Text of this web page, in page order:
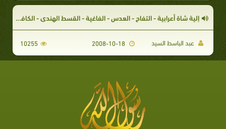
إلية شاة أعرابية - التفاح - العدس - الفاغية - القسط الهندي - الكافور - الزنجبيل - اللبان
عبد الباسط السيد 10255